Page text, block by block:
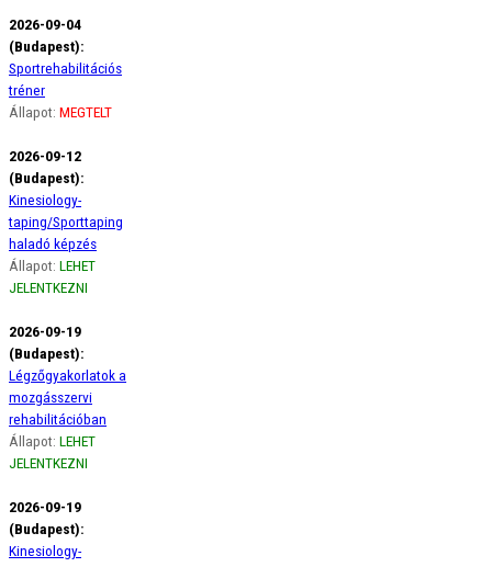
2026-09-04
(Budapest):
Sportrehabilitációs
tréner
Állapot: MEGTELT
2026-09-12
(Budapest):
Kinesiology-
taping/Sporttaping
haladó képzés
Állapot: LEHET
JELENTKEZNI
2026-09-19
(Budapest):
Légzőgyakorlatok a
mozgásszervi
rehabilitációban
Állapot: LEHET
JELENTKEZNI
2026-09-19
(Budapest):
Kinesiology-